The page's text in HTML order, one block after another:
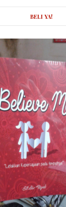
BELI YA!